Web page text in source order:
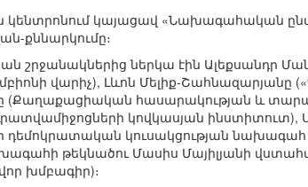
կենտրոնում կայացավ «Նախագահական
քննարկումը։
շրջանակներից ներկա էին Ալեքսանդր
վարիչ), Լևոն Մելիք-Շահնազարյանը
(Քաղաքացիական հասարակության և
կովկասյան ինստիտուտ),
կուսակցության
թեկնածու Մասիս Մայիլյանի
խմբագիր)։